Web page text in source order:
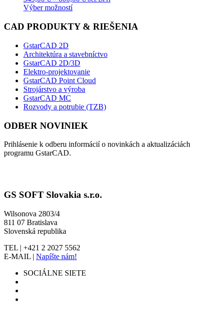
Výber možností
CAD PRODUKTY & RIEŠENIA
GstarCAD 2D
Architektúra a stavebníctvo
GstarCAD 2D/3D
Elektro-projektovanie
GstarCAD Point Cloud
Strojárstvo a výroba
GstarCAD MC
Rozvody a potrubie (TZB)
ODBER NOVINIEK
Prihlásenie k odberu informácií o novinkách a aktualizáciách
programu GstarCAD.
GS SOFT Slovakia s.r.o.
Wilsonova 2803/4
811 07 Bratislava
Slovenská republika
TEL | +421 2 2027 5562
E-MAIL | Napíšte nám!
SOCIÁLNE SIETE